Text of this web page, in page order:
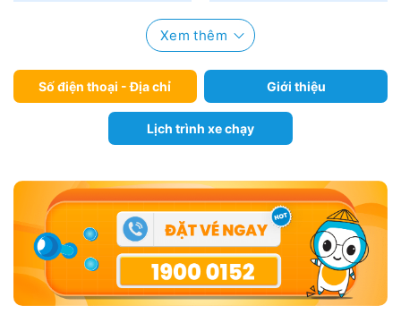
Xem thêm
Số điện thoại - Địa chỉ Giới thiệu
Lịch trình xe chạy